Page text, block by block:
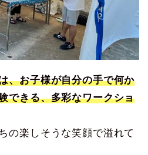
、お子様が自分の手で何か
できる、多彩なワークショ
の楽しそうな笑顔で溢れて